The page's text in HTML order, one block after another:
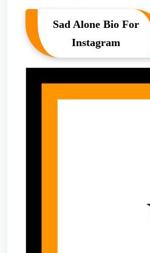
Sad Alone Bio For
Instagram